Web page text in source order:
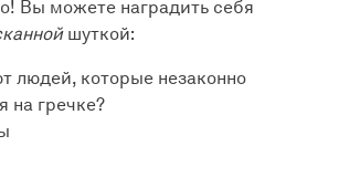
Вы можете наградить себя
шуткой:
людей, которые незаконно
на гречке?